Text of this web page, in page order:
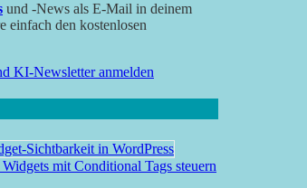
und -News als E-Mail in deinem
einfach den kostenlosen
mit Conditional Tags steuern